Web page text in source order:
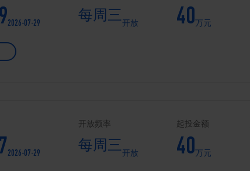
2026-07-29 每周三开放 40万元
2026-07-29
开放频率
每周三开放
起投金额
40万元